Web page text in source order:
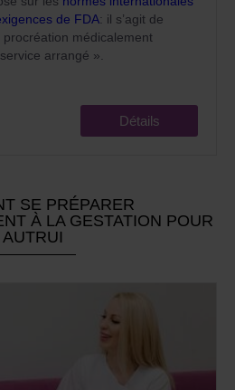
de FDA: il s’agit de
médicalement
arrangé ».
Détails
SE PRÉPARER
À LA GESTATION POUR
AUTRUI